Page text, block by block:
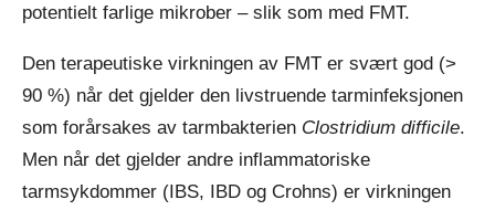
potentielt farlige mikrober – slik som med FMT.
Den terapeutiske virkningen av FMT er svært god (>
90 %) når det gjelder den livstruende tarminfeksjonen
som forårsakes av tarmbakterien Clostridium difficile.
Men når det gjelder andre inflammatoriske
tarmsykdommer (IBS, IBD og Crohns) er virkningen